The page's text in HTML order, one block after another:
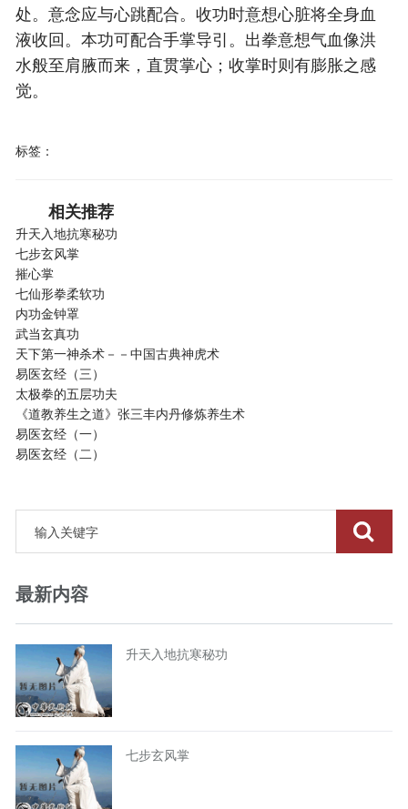
处。意念应与心跳配合。收功时意想心脏将全身血
液收回。本功可配合手掌导引。出拳意想气血像洪
水般至肩腋而来，直贯掌心；收掌时则有膨胀之感
觉。
标签：
相关推荐
升天入地抗寒秘功
七步玄风掌
摧心掌
七仙形拳柔软功
内功金钟罩
武当玄真功
天下第一神杀术－－中国古典神虎术
易医玄经（三）
太极拳的五层功夫
《道教养生之道》张三丰内丹修炼养生术
易医玄经（一）
易医玄经（二）
最新内容
升天入地抗寒秘功
七步玄风掌